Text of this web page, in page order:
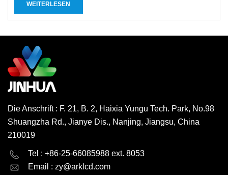
WEITERLESEN
Die Anschrift : F. 21, B. 2, Haixia Yungu Tech. Park, No.98
Shuangzha Rd., Jianye Dis., Nanjing, Jiangsu, China
210019
Tel : +86-25-66085988 ext. 8053
Email : zy@arklcd.com
English Deutsch
русский español